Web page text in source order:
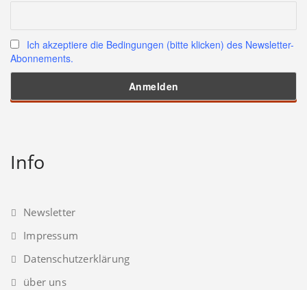
Ich akzeptiere die Bedingungen (bitte klicken) des Newsletter-
Abonnements.
Info
Newsletter
Impressum
Datenschutzerklärung
über uns